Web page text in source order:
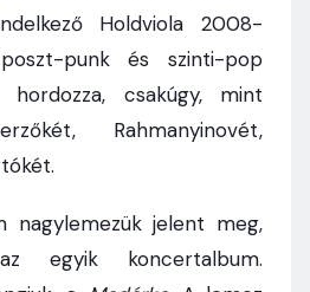
Holdviola 2008-
punk és szinti-pop
csakúgy, mint
Rahmanyinovét,
nagylemezük jelent meg,
egyik koncertalbum.